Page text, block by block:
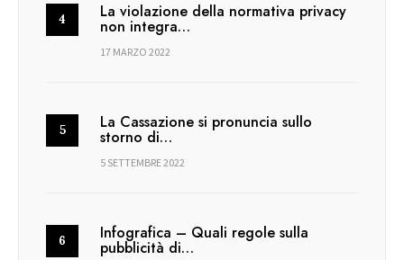
La violazione della normativa privacy
non integra…
17 MARZO 2022
La Cassazione si pronuncia sullo
storno di…
5 SETTEMBRE 2022
Infografica – Quali regole sulla
pubblicità di…